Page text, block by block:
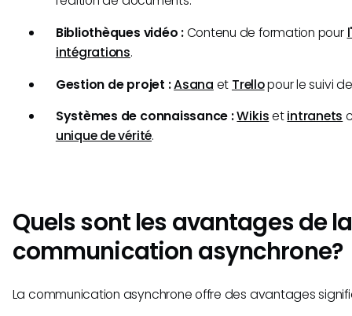
Bibliothèques vidéo :Contenu de formation pour
intégrations.
Gestion de projet :Asana et Trellopour le suivi
Systèmes de connaissance :Wikisetintranets
unique de vérité.
Quels sont les avantages de la
communication asynchrone?
La communication asynchrone offre des avantages